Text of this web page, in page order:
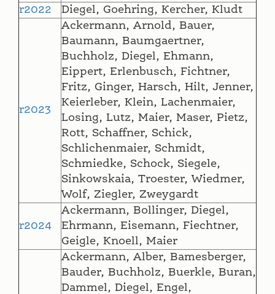
r2022
Diegel, Goehring, Kercher, Kludt
r2023
Ackermann, Arnold, Bauer,
Baumann, Baumgaertner,
Buchholz, Diegel, Ehmann,
Eippert, Erlenbusch, Fichtner,
Fritz, Ginger, Harsch, Hilt, Jenner,
Keierleber, Klein, Lachenmaier,
Losing, Lutz, Maier, Maser, Pietz,
Rott, Schaffner, Schick,
Schlichenmaier, Schmidt,
Schmiedke, Schock, Siegele,
Sinkowskaia, Troester, Wiedmer,
Wolf, Ziegler, Zweygardt
r2024
Ackermann, Bollinger, Diegel,
Ehrmann, Eisemann, Fiechtner,
Geigle, Knoell, Maier
Ackermann, Alber, Bamesberger,
Bauder, Buchholz, Buerkle, Buran,
Dammel, Diegel, Engel,